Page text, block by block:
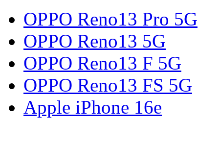
OPPO Reno13 Pro 5G
OPPO Reno13 5G
OPPO Reno13 F 5G
OPPO Reno13 FS 5G
Apple iPhone 16e